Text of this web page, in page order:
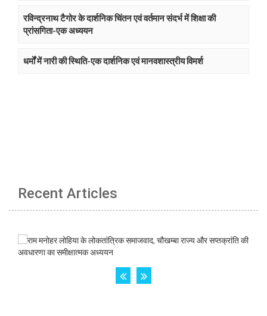
रविन्द्रनाथ टैगोर के दार्शनिक चिंतन एवं वर्तमान संदर्भ में शिक्षा की
प्रांसगिता-एक अध्ययन
धर्मों में नारी की स्थिति-एक दार्शनिक एवं मानवशास्त्रीय विमर्श
Recent Articles